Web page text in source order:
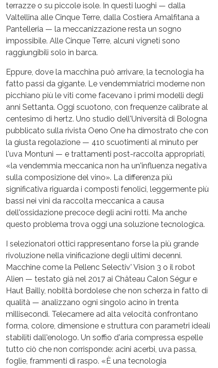
terrazze o su piccole isole. In questi luoghi — dalla
Valtellina alle Cinque Terre, dalla Costiera Amalfitana a
Pantelleria — la meccanizzazione resta un sogno
impossibile. Alle Cinque Terre, alcuni vigneti sono
raggiungibili solo in barca.
Eppure, dove la macchina può arrivare, la tecnologia ha
fatto passi da gigante. Le vendemmiatrici moderne non
picchiano più le viti come facevano i primi modelli degli
anni Settanta. Oggi scuotono, con frequenze calibrate al
centesimo di hertz. Uno studio dell'Università di Bologna
pubblicato sulla rivista Oeno One ha dimostrato che con
la giusta regolazione — 410 scuotimenti al minuto per
l'uva Montuni — e trattamenti post-raccolta appropriati,
«la vendemmia meccanica non ha un'influenza negativa
sulla composizione del vino». La differenza più
significativa riguarda i composti fenolici, leggermente più
bassi nei vini da raccolta meccanica a causa
dell'ossidazione precoce degli acini rotti. Ma anche
questo problema trova oggi una soluzione tecnologica.
I selezionatori ottici rappresentano forse la più grande
rivoluzione nella vinificazione degli ultimi decenni.
Macchine come la Pellenc Selectiv' Vision 3 o il robot
Alien — testato già nel 2017 ai Château Calon Ségur e
Haut Bailly, nobiltà bordolese che non scherza in fatto di
qualità — analizzano ogni singolo acino in trenta
millisecondi. Telecamere ad alta velocità confrontano
forma, colore, dimensione e struttura con parametri ideali
stabiliti dall'enologo. Un soffio d'aria compressa espelle
tutto ciò che non corrisponde: acini acerbi, uva passa,
foglie, frammenti di raspo. «È una tecnologia